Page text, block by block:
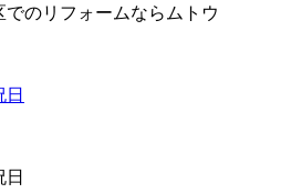
のリフォームならムトウ